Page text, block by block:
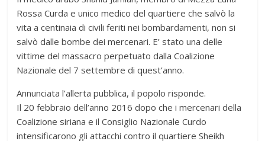
Rossa Curda e unico medico del quartiere che salvò la
vita a centinaia di civili feriti nei bombardamenti, non si
salvò dalle bombe dei mercenari. E’ stato una delle
vittime del massacro perpetuato dalla Coalizione
Nazionale del 7 settembre di quest’anno.
Annunciata l’allerta pubblica, il popolo risponde.
Il 20 febbraio dell’anno 2016 dopo che i mercenari della
Coalizione siriana e il Consiglio Nazionale Curdo
intensificarono gli attacchi contro il quartiere Sheikh